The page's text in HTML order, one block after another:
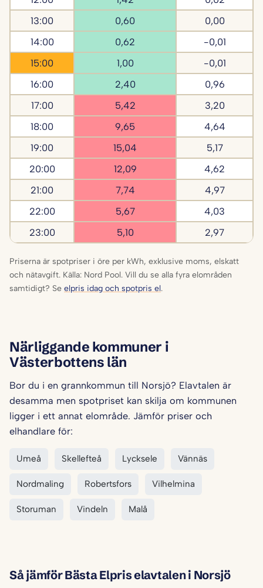
13:00
0,60
0,00
14:00
0,62
-0,01
15:00
1,00
-0,01
16:00
2,40
0,96
17:00
5,42
3,20
18:00
9,65
4,64
19:00
15,04
5,17
20:00
12,09
4,62
21:00
7,74
4,97
22:00
5,67
4,03
23:00
5,10 2,97
Priserna är spotpriser i öre per kWh, exklusive moms, elskatt
och nätavgift. Källa: Nord Pool. Vill du se alla fyra elområden
samtidigt? Se elpris idag och spotpris el.
Närliggande kommuner i
Västerbottens län
Bor du i en grannkommun till Norsjö? Elavtalen är
desamma men spotpriset kan skilja om kommunen
ligger i ett annat elområde. Jämför priser och
elhandlare för:
Umeå Skellefteå Lycksele Vännäs
Nordmaling Robertsfors Vilhelmina
Storuman Vindeln Malå
Så jämför Bästa Elpris elavtalen i Norsjö